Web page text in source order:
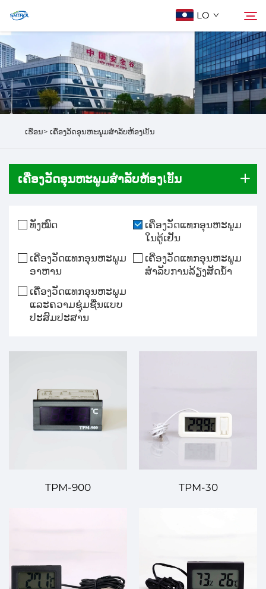
LO
ກ່ຽວກັບພວກເຮົາ
ຜະລິດຕະພັນ
ຄົ້ນຫາ
ເຮືອນ> ເຄື່ອງວັດອຸນຫະພູມສຳລັບຫ້ອງเยັນ
ເຄື່ອງວັດອຸນຫະພູມສຳລັບຫ້ອງเยັນ
ທັງໝົດ
ເຄື່ອງວັດແທກອຸນຫະພູມ
ໃນຕູ້ເຢັນ
ເຄື່ອງວັດແທກອຸນຫະພູມ
ອາຫານ
ເຄື່ອງວັດແທກອຸນຫະພູມ
ສໍາລັບການລ້ຽງສັດນ້ໍາ
ເຄື່ອງວັດແທກອຸນຫະພູມ
ແລະຄວາມຊຸ່ມຊື່ນແບບ
ປະສົມປະສານ
TPM-900 TPM-30